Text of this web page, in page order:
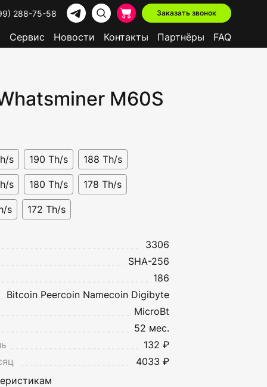
288-75-58 Заказать звонок
Сервис Новости Контакты Партнёры FAQ
Доступно в лизинг
M60S
s 190 Th/s 188 Th/s
s 180 Th/s 178 Th/s
s 172 Th/s
3306
SHA-256
186
Bitcoin Peercoin Namecoin Digibyte
MicroBt
52 мес.
132 ₽
4033 ₽